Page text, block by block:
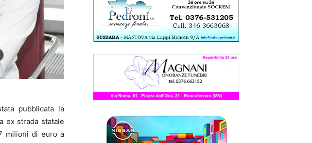
pubblicata la
ex strada statale
milioni di euro a